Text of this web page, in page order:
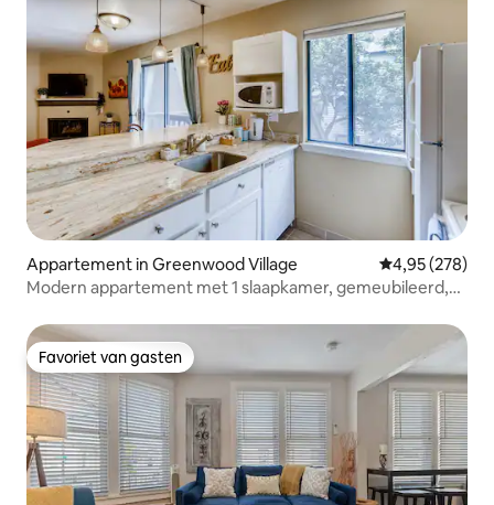
Appartement in Greenwood Village Gemiddelde
4,95 (278)
Modern appartement met 1 slaapkamer, gemeubileerd,
Favoriet van gasten
Favoriet van gasten